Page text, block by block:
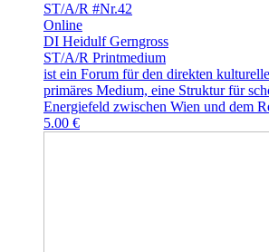
ST/A/R #Nr.42
Online
DI Heidulf Gerngross
ST/A/R Printmedium
ist ein Forum für den direkten
primäres Medium, eine Struktur für
Energiefeld zwischen Wien und dem
5.00 €